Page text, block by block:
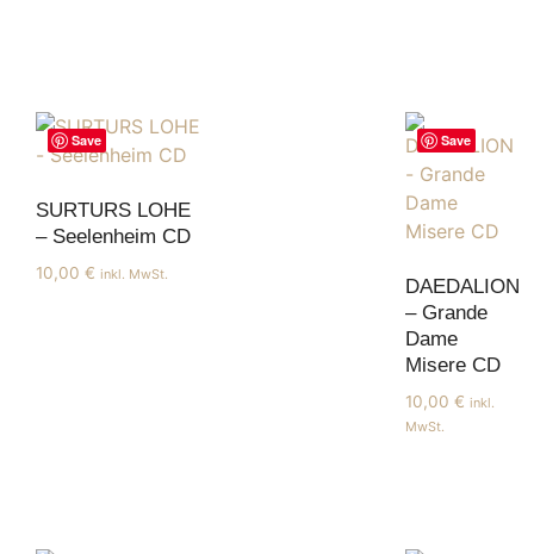
Save
SURTURS LOHE
– Seelenheim CD
10,00 € inkl. MwSt.
Save
DAEDALION
– Grande
Dame
Misere CD
10,00 € inkl.
MwSt.